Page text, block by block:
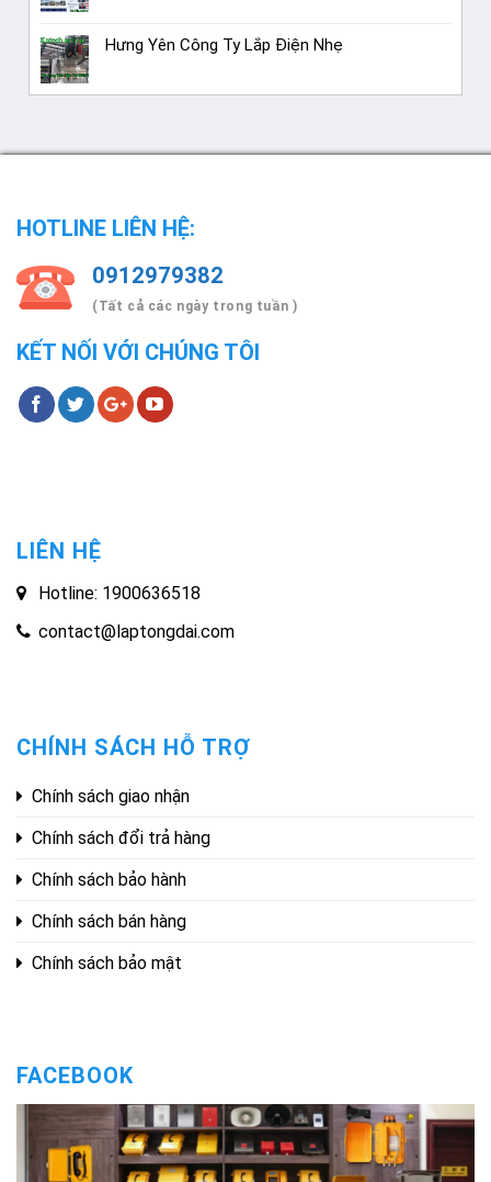
Hưng Yên Công Ty Lắp Điện Nhẹ
HOTLINE LIÊN HỆ:
0912979382
(Tất cả các ngày trong tuần )
KẾT NỐI VỚI CHÚNG TÔI
LIÊN HỆ
Hotline: 1900636518
contact@laptongdai.com
CHÍNH SÁCH HỖ TRỢ
Chính sách giao nhận
Chính sách đổi trả hàng
Chính sách bảo hành
Chính sách bán hàng
Chính sách bảo mật
FACEBOOK